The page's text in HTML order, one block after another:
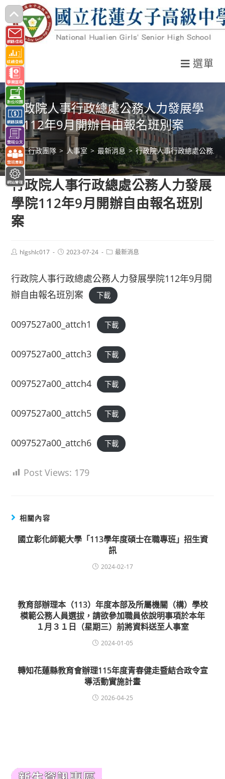
跳
轉
至
主
要
內
容
選單
行政院人事行政總處公務人力發展學
院112年9月開辦自由報名班別案
> 行政團隊 > 人事室 > 最新消息 > 行政院人事行政總處公務人
行政院人事行政總處公務人力發展
學院112年9月開辦自由報名班別
案
Posthlgshlc017
Post2023-07-24
Post最新消息
行政院人事行政總處公務人力發展學院112年9月開
辦自由報名班別案
下載
0097527a00_attch1 下載
0097527a00_attch3 下載
0097527a00_attch4 下載
0097527a00_attch5 下載
0097527a00_attch6 下載
Post Views: 179
相關內容
國立彰化師範大學「113學年度碩士在職專班」招生資
訊
2024-02-17
教育部辦理本（113）年度本部及所屬機關（構）學校
模範公務人員選拔，請欲參加職員依說明事項於本年
１月３１日（星期三）前將資料送至人事室
2024-01-05
轉知花蓮縣教育會辦理115年度青春健走暨結合政令宣
導活動實施計畫
2026-04-25